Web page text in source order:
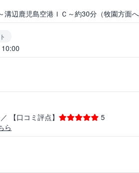
溝辺鹿児島空港ＩＣ～約30分（牧園方面
【口コミ評点】
5
ら